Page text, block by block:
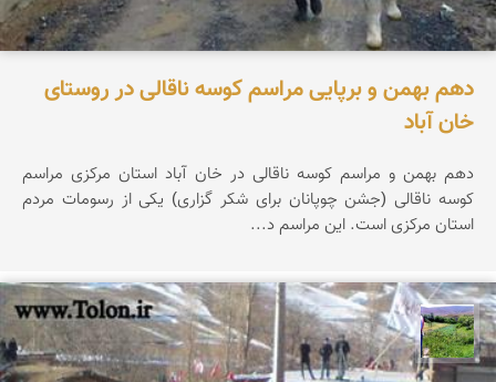
دهم بهمن و برپایی مراسم کوسه ناقالی در روستای
خان آباد
دهم بهمن و مراسم کوسه ناقالی در خان آباد استان مرکزی مراسم
کوسه ناقالی (جشن چوپانان برای شکر گزاری) یکی از رسومات مردم
استان مرکزی است. این مراسم د...
سیدعیسی خانكشی زاده